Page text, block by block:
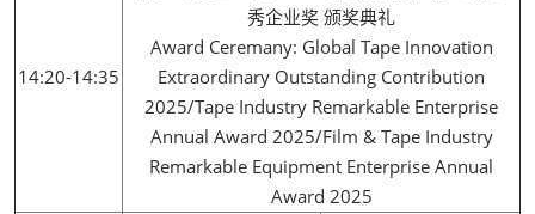
14:20-14:35
秀企业奖 颁奖典礼
Award Ceremany: Global Tape Innovation
Extraordinary Outstanding Contribution
2025/Tape Industry Remarkable Enterprise
Annual Award 2025/Film & Tape Industry
Remarkable Equipment Enterprise Annual
Award 2025